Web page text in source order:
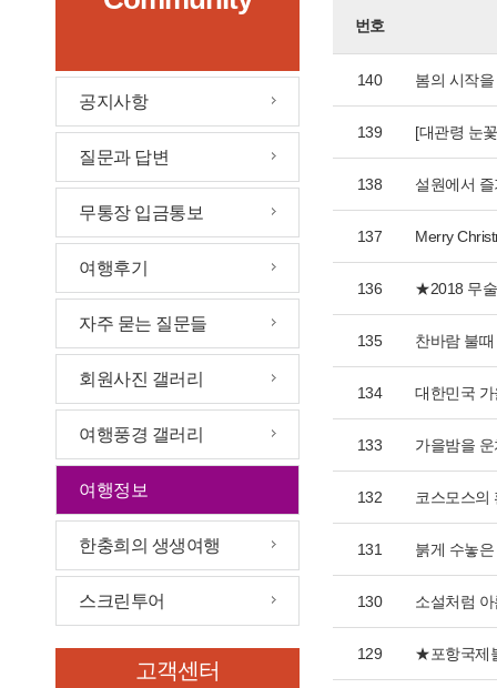
공지사항
질문과 답변
무통장 입금통보
여행후기
자주 묻는 질문들
회원사진 갤러리
여행풍경 갤러리
여행정보
한충희의 생생여행
스크린투어
고객센터
번호
140 봄의 시작
139 [대관령 눈
138 설원에서
137 Merry
136 ★2018 무
135 찬바람 불
134 대한민국
133 가을밤을
132 코스모스의
131 붉게 수놓
130 소설처럼
129 ★포항국제